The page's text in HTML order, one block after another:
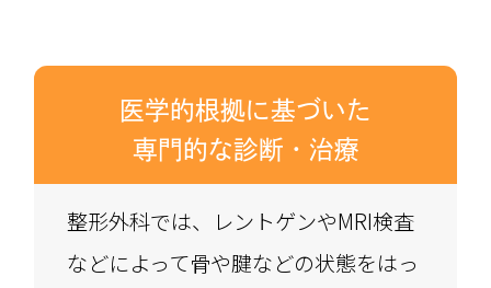
医学的根拠に基づいた
専門的な診断・治療
整形外科では、レントゲンやMRI検査
などによって骨や腱などの状態をはっ